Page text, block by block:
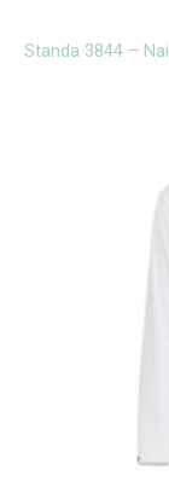
Standa 3844 –